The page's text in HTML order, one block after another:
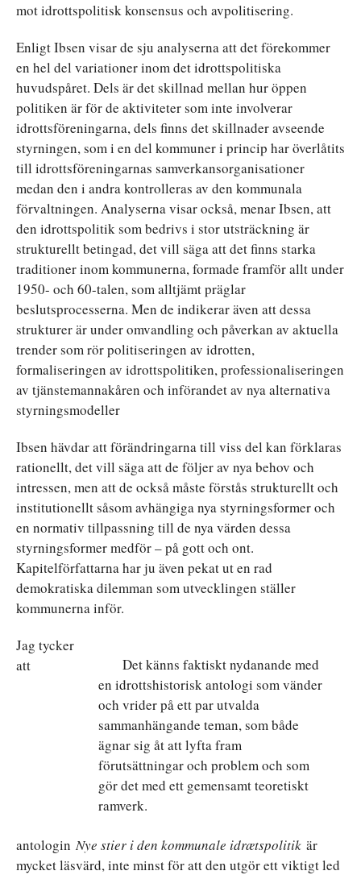
mot idrottspolitisk konsensus och avpolitisering.
Enligt Ibsen visar de sju analyserna att det förekommer
en hel del variationer inom det idrottspolitiska
huvudspåret. Dels är det skillnad mellan hur öppen
politiken är för de aktiviteter som inte involverar
idrottsföreningarna, dels finns det skillnader avseende
styrningen, som i en del kommuner i princip har överlåtits
till idrottsföreningarnas samverkansorganisationer
medan den i andra kontrolleras av den kommunala
förvaltningen. Analyserna visar också, menar Ibsen, att
den idrottspolitik som bedrivs i stor utsträckning är
strukturellt betingad, det vill säga att det finns starka
traditioner inom kommunerna, formade framför allt under
1950- och 60-talen, som alltjämt präglar
beslutsprocesserna. Men de indikerar även att dessa
strukturer är under omvandling och påverkan av aktuella
trender som rör politiseringen av idrotten,
formaliseringen av idrottspolitiken, professionaliseringen
av tjänstemannakåren och införandet av nya alternativa
styrningsmodeller
Ibsen hävdar att förändringarna till viss del kan förklaras
rationellt, det vill säga att de följer av nya behov och
intressen, men att de också måste förstås strukturellt och
institutionellt såsom avhängiga nya styrningsformer och
en normativ tillpassning till de nya värden dessa
styrningsformer medför – på gott och ont.
Kapitelförfattarna har ju även pekat ut en rad
demokratiska dilemman som utvecklingen ställer
kommunerna inför.
Det känns faktiskt nydanande med
en idrottshistorisk antologi som vänder
och vrider på ett par utvalda
sammanhängande teman, som både
ägnar sig åt att lyfta fram
förutsättningar och problem och som
gör det med ett gemensamt teoretiskt
ramverk.
Jag tycker
att
antologin Nye stier i den kommunale idrætspolitik är
mycket läsvärd, inte minst för att den utgör ett viktigt led